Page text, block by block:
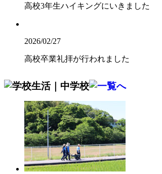
高校3年生ハイキングにいきました
2026/02/27
高校卒業礼拝が行われました